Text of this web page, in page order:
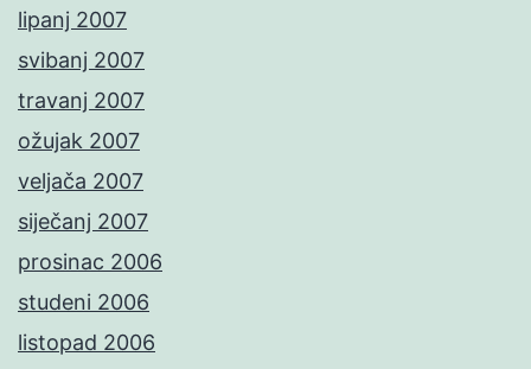
lipanj 2007
svibanj 2007
travanj 2007
ožujak 2007
veljača 2007
siječanj 2007
prosinac 2006
studeni 2006
listopad 2006